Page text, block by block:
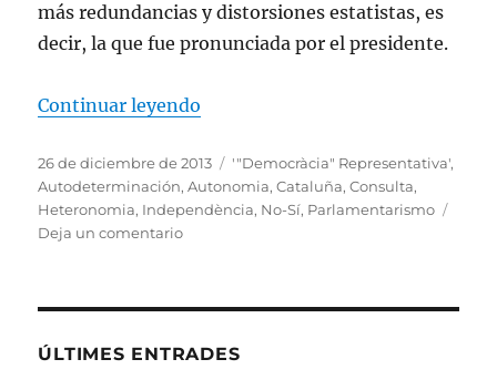
más redundancias y distorsiones estatistas, es
decir, la que fue pronunciada por el presidente.
Continuar leyendo
Publicado
el
26 de diciembre de 2013 Etiquetas
'"Democràcia" Representativa',
Autodeterminación,Autonomia,Cataluña,Consulta,
Heteronomia, Independència, No-Sí, Parlamentarismo
Deja un comentarioen
Sí
ÚLTIMES ENTRADES